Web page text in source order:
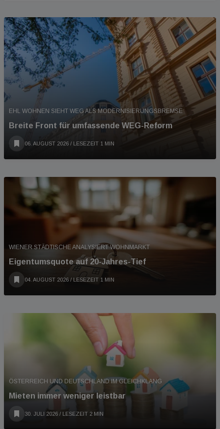
EHL WOHNEN SIEHT WEG ALS MODERNISIERUNGSBREMSE
Breite Front für umfassende WEG-Reform
06. AUGUST 2026 / LESEZEIT 1 MIN
WIENER STÄDTISCHE ANALYSIERT WOHNMARKT
Eigentumsquote auf 20-Jahres-Tief
04. AUGUST 2026 / LESEZEIT 1 MIN
ÖSTERREICH UND DEUTSCHLAND IM GLEICHKLANG
Mieten immer weniger leistbar
30. JULI 2026 / LESEZEIT 2 MIN